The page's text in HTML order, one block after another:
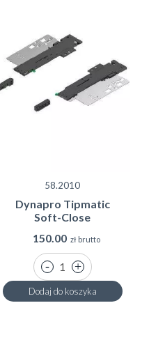
58.2010
Dynapro Tipmatic
Soft-Close
150.00 zł brutto
Dodaj do koszyka